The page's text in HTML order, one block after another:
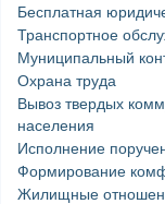
Бесплатная
Транспортное
Муниципальный
Охрана труда
Вывоз твердых
населения
Исполнение
Формирование
Жилищные